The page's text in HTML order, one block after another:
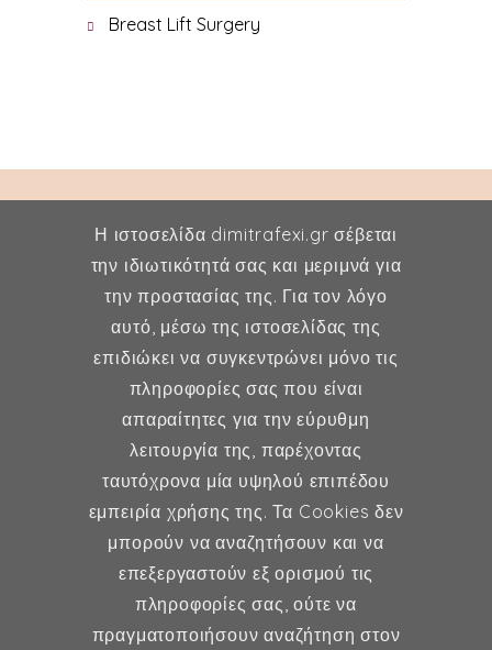
Breast Lift Surgery
Δήμητρα Φέξη
MD, MSc, FMH
Μαιευτήρας - Χειρουργός
Γυναικολόγος
Μέλος ESHRE, ISA, FMH
Γυναικολογία
Υποβοηθούμενη Αναπαραγωγή
Η ιστοσελίδα dimitrafexi.gr σέβεται
την ιδιωτικότητά σας και μεριμνά για
την προστασίας της. Για τον λόγο
αυτό, μέσω της ιστοσελίδας της
επιδιώκει να συγκεντρώνει μόνο τις
πληροφορίες σας που είναι
απαραίτητες για την εύρυθμη
λειτουργία της, παρέχοντας
ταυτόχρονα μία υψηλού επιπέδου
εμπειρία χρήσης της. Τα Cookies δεν
μπορούν να αναζητήσουν και να
επεξεργαστούν εξ ορισμού τις
πληροφορίες σας, ούτε να
πραγματοποιήσουν αναζήτηση στον